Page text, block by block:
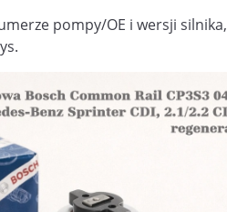
pompy/OE i wersji silnika,